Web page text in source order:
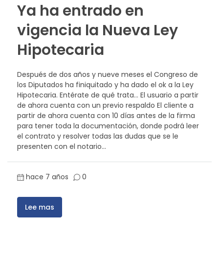
Ya ha entrado en
vigencia la Nueva Ley
Hipotecaria
Después de dos años y nueve meses el Congreso de
los Diputados ha finiquitado y ha dado el ok a la Ley
Hipotecaria. Entérate de qué trata… El usuario a partir
de ahora cuenta con un previo respaldo El cliente a
partir de ahora cuenta con 10 días antes de la firma
para tener toda la documentación, donde podrá leer
el contrato y resolver todas las dudas que se le
presenten con el notario...
hace 7 años 0
Lee mas